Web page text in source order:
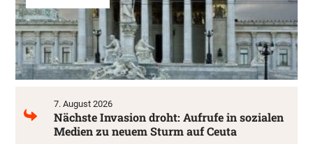
7. August 2026
Nächste Invasion droht: Aufrufe in sozialen
Medien zu neuem Sturm auf Ceuta